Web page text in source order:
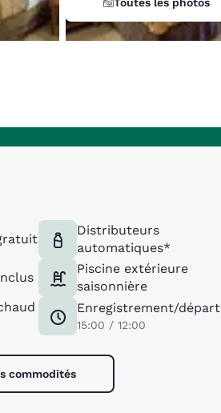
Distributeurs
automatiques*
Piscine extérieure
saisonnière
Enregistrement/départ
15:00 / 12:00
commodités